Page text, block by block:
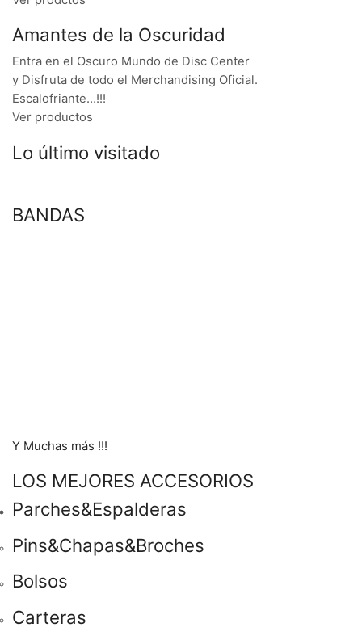
Amantes de la Oscuridad
Entra en el Oscuro Mundo de Disc Center
y Disfruta de todo el Merchandising Oficial.
Escalofriante…!!!
Ver productos
Lo último visitado
BANDAS
Y Muchas más !!!
LOS MEJORES ACCESORIOS
Parches&Espalderas
Pins&Chapas&Broches
Bolsos
Carteras